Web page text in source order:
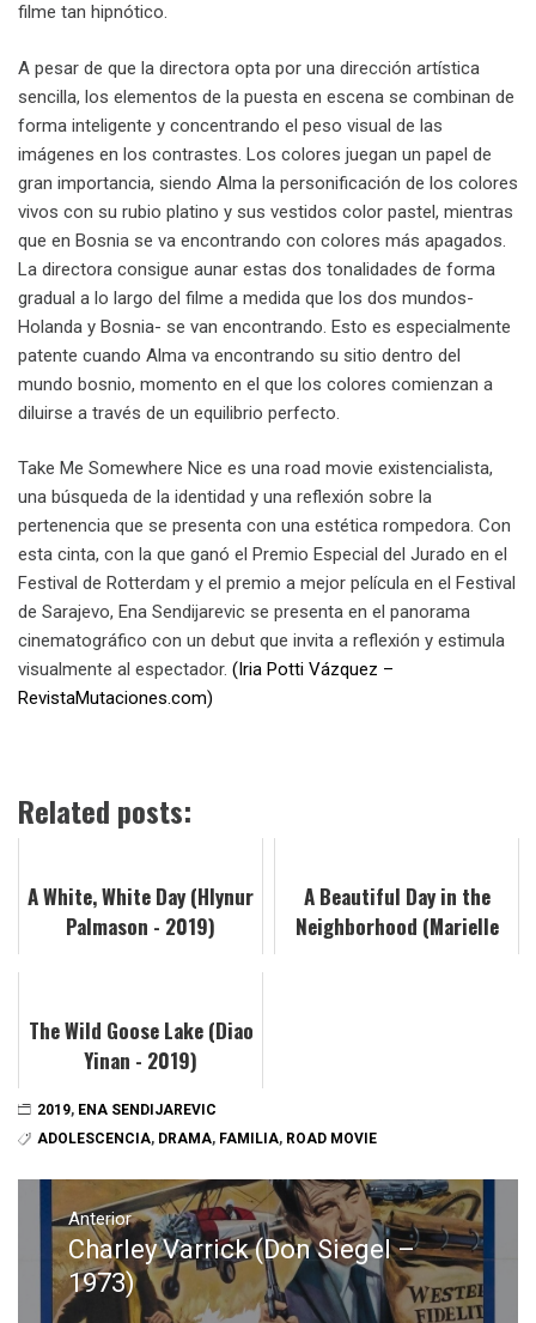
filme tan hipnótico.
A pesar de que la directora opta por una dirección artística
sencilla, los elementos de la puesta en escena se combinan de
forma inteligente y concentrando el peso visual de las
imágenes en los contrastes. Los colores juegan un papel de
gran importancia, siendo Alma la personificación de los colores
vivos con su rubio platino y sus vestidos color pastel, mientras
que en Bosnia se va encontrando con colores más apagados.
La directora consigue aunar estas dos tonalidades de forma
gradual a lo largo del filme a medida que los dos mundos-
Holanda y Bosnia- se van encontrando. Esto es especialmente
patente cuando Alma va encontrando su sitio dentro del
mundo bosnio, momento en el que los colores comienzan a
diluirse a través de un equilibrio perfecto.
Take Me Somewhere Nice es una road movie existencialista,
una búsqueda de la identidad y una reflexión sobre la
pertenencia que se presenta con una estética rompedora. Con
esta cinta, con la que ganó el Premio Especial del Jurado en el
Festival de Rotterdam y el premio a mejor película en el Festival
de Sarajevo, Ena Sendijarevic se presenta en el panorama
cinematográfico con un debut que invita a reflexión y estimula
visualmente al espectador. (Iria Potti Vázquez –
RevistaMutaciones.com)
Related posts:
A White, White Day (Hlynur
Palmason - 2019)
A Beautiful Day in the
Neighborhood (Marielle
The Wild Goose Lake (Diao
Yinan - 2019)
2019, ENA SENDIJAREVIC
ADOLESCENCIA, DRAMA, FAMILIA, ROAD MOVIE
Navegación
de
entradas
Anterior
Entrada
anterior:
Charley Varrick (Don Siegel –
1973)